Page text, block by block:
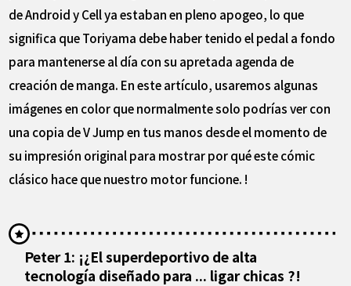
de Android y Cell ya estaban en pleno apogeo, lo que
significa que Toriyama debe haber tenido el pedal a fondo
para mantenerse al día con su apretada agenda de
creación de manga. En este artículo, usaremos algunas
imágenes en color que normalmente solo podrías ver con
una copia de V Jump en tus manos desde el momento de
su impresión original para mostrar por qué este cómic
clásico hace que nuestro motor funcione. !
Peter 1: ¡¿El superdeportivo de alta
tecnología diseñado para ... ligar chicas ?!